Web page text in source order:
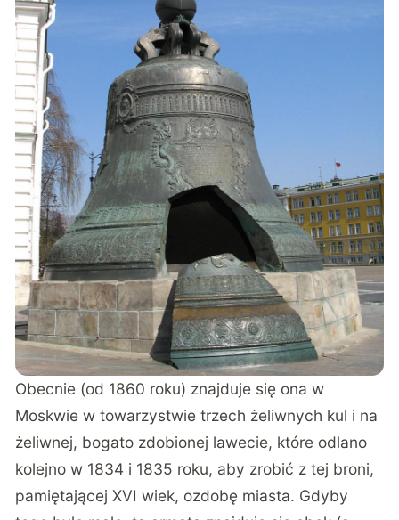
Obecnie (od 1860 roku) znajduje się ona w
Moskwie w towarzystwie trzech żeliwnych kul i na
żeliwnej, bogato zdobionej lawecie, które odlano
kolejno w 1834 i 1835 roku, aby zrobić z tej broni,
pamiętającej XVI wiek, ozdobę miasta. Gdyby